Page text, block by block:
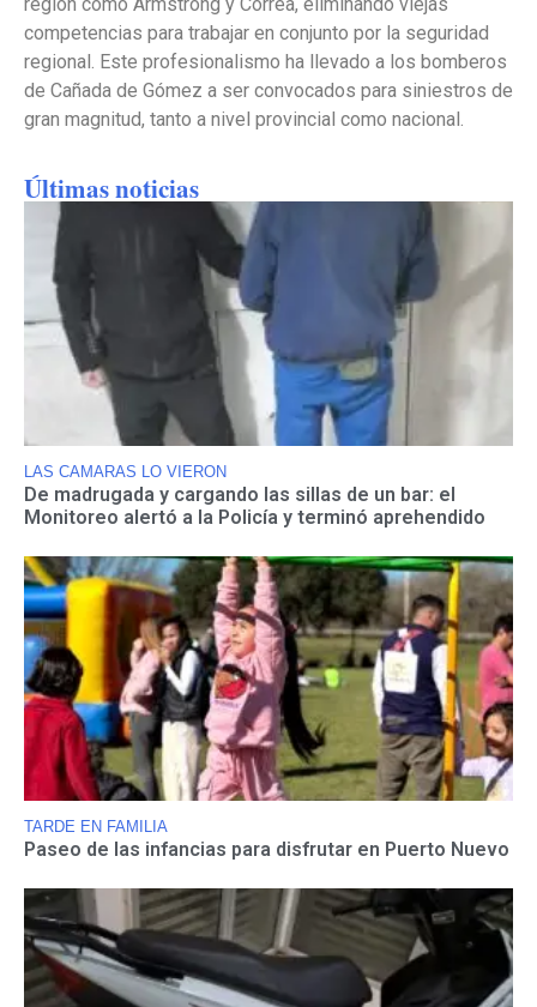
competencias para trabajar en conjunto por la seguridad
regional. Este profesionalismo ha llevado a los bomberos
de Cañada de Gómez a ser convocados para siniestros de
gran magnitud, tanto a nivel provincial como nacional.
Últimas noticias
LAS CAMARAS LO VIERON
De madrugada y cargando las sillas de un bar: el
Monitoreo alertó a la Policía y terminó aprehendido
TARDE EN FAMILIA
Paseo de las infancias para disfrutar en Puerto Nuevo